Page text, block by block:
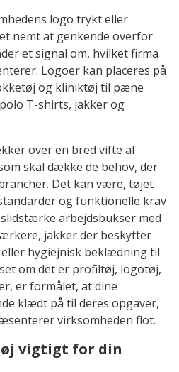
logo trykt eller
nemt at genkende overfor
et signal om, hvilket firma
Logoer kan placeres på
og kliniktøj til pæne
T-shirts, jakker og
over en bred vifte af
skal dække de behov, der
Det kan være, tøjet
og funktionelle krav
arbejdsbukser med
jakker der beskytter
hygiejnisk beklædning til
om det er profiltøj, logotøj,
er formålet, at dine
klædt på til deres opgaver,
virksomheden flot.
vigtigt for din